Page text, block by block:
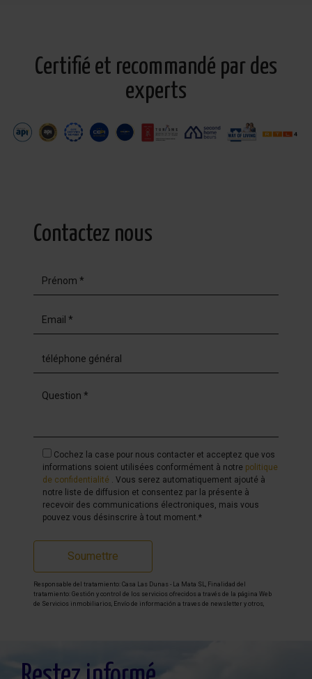
Certifié et recommandé par des
experts
Contactez nous
Cochez la case pour nous contacter et acceptez que vos
informations soient utilisées conformément à notre politique
de confidentialité
. Vous serez automatiquement ajouté à
notre liste de diffusion et consentez par la présente à
recevoir des communications électroniques, mais vous
pouvez vous désinscrire à tout moment.*
Soumettre
Responsable del tratamiento: Casa Las Dunas - La Mata SL, Finalidad del
tratamiento: Gestión y control de los servicios ofrecidos a través de la página Web
de Servicios inmobiliarios, Envío de información a traves de newsletter y otros,
detallada sobre protección de datos
Aquí.